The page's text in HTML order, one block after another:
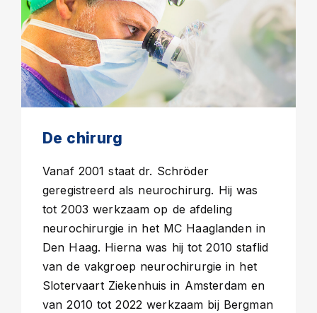
De chirurg
Vanaf 2001 staat dr. Schröder
geregistreerd als neurochirurg. Hij was
tot 2003 werkzaam op de afdeling
neurochirurgie in het MC Haaglanden in
Den Haag. Hierna was hij tot 2010 staflid
van de vakgroep neurochirurgie in het
Slotervaart Ziekenhuis in Amsterdam en
van 2010 tot 2022 werkzaam bij Bergman